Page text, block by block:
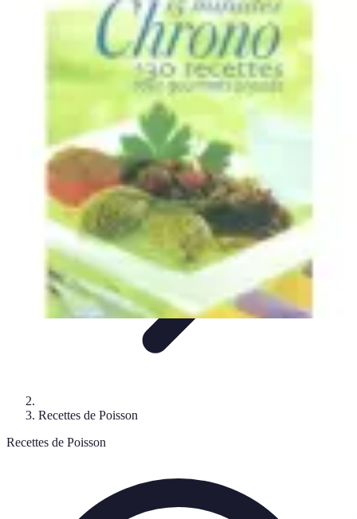
Recettes de Poissons
Recettes de Papillote
Recettes FacilesRecettesRecettes de
Recettes de Poisson
Recettes de Poissons
Recettes de Poisson
Recettes de Poisson